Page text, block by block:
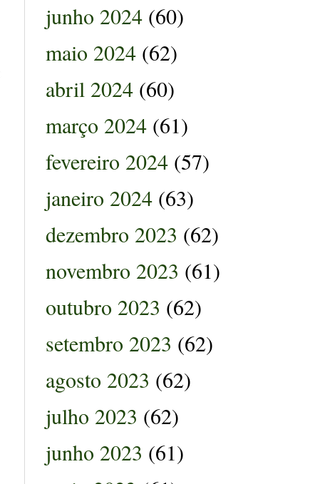
junho 2024 (60)
maio 2024 (62)
abril 2024 (60)
março 2024 (61)
fevereiro 2024 (57)
janeiro 2024 (63)
dezembro 2023 (62)
novembro 2023 (61)
outubro 2023 (62)
setembro 2023 (62)
agosto 2023 (62)
julho 2023 (62)
junho 2023 (61)